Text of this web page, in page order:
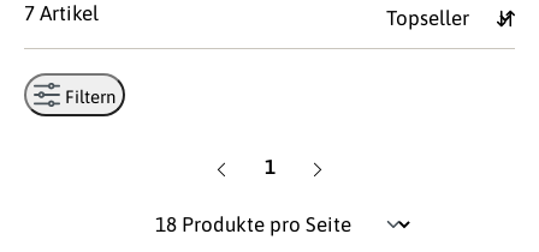
7 Artikel
Filtern
Seite
1